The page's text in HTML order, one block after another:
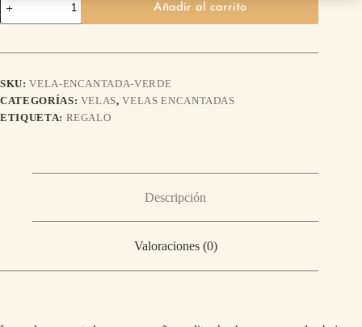
Añadir al carrito
SKU:VELA-ENCANTADA-VERDE
CATEGORÍAS: VELAS,VELAS ENCANTADAS
ETIQUETA: REGALO
Descripción
Valoraciones (0)